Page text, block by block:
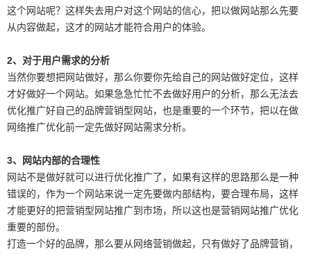
这个网站呢？这样失去用户对这个网站的信心，把以做网站那么先要
从内容做起，这才的网站才能符合用户的体验。
2、对于用户需求的分析
当然你要想把网站做好，那么你要你先给自己的网站做好定位，这样
才好做好一个网站。如果急急忙忙不去做好用户的分析，那么无法去
优化推广好自己的品牌营销型网站，也是重要的一个环节，把以在做
网络推广优化前一定先做好网站需求分析。
3、网站内部的合理性
网站不是做好就可以进行优化推广了，如果有这样的思路那么是一种
错误的，作为一个网站来说一定先要做内部结构，要合理布局，这样
才能更好的把营销型网站推广到市场，所以这也是营销网站推广优化
重要的部份。
打造一个好的品牌，那么要从网络营销做起，只有做好了品牌营销，